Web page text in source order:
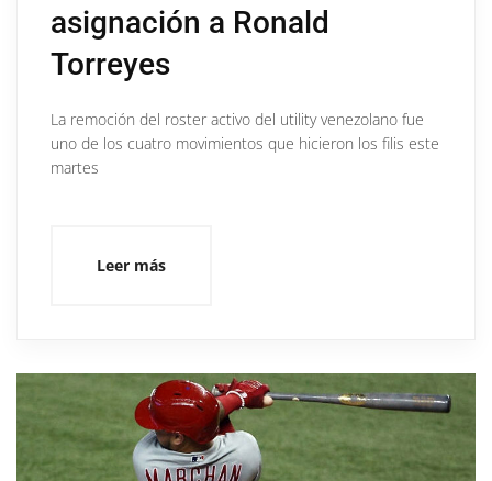
asignación a Ronald
Torreyes
La remoción del roster activo del utility venezolano fue
uno de los cuatro movimientos que hicieron los filis este
martes
Leer más